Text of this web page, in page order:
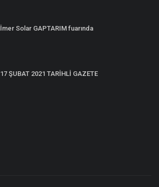
İmer Solar GAPTARIM fuarında
17 ŞUBAT 2021 TARİHLİ GAZETE